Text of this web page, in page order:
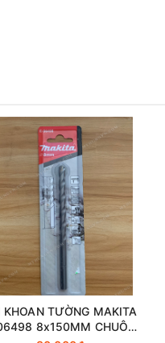
KHOAN TƯỜNG MAKITA
8x150MM CHUÔI